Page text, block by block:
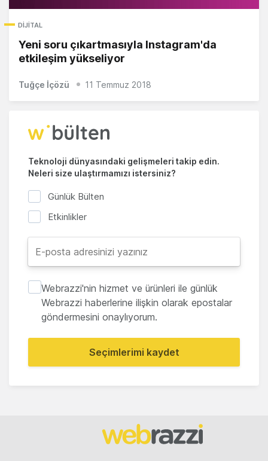
DIJITAL
Yeni soru çıkartmasıyla Instagram'da
etkileşim yükseliyor
Tuğçe İçözü 11 Temmuz 2018
Teknoloji dünyasındaki gelişmeleri takip edin.
Neleri size ulaştırmamızı istersiniz?
Günlük Bülten
Etkinlikler
Webrazzi'nin hizmet ve ürünleri ile günlük
Webrazzi haberlerine ilişkin olarak epostalar
göndermesini onaylıyorum.
Seçimlerimi kaydet